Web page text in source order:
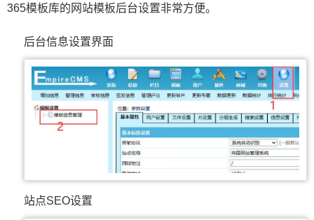
365模板库的网站模板后台设置非常方便。
后台信息设置界面
站点SEO设置